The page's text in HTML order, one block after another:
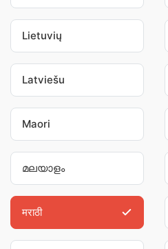
Lietuvių
Latviešu
Maori
മലയാളം
मराठी